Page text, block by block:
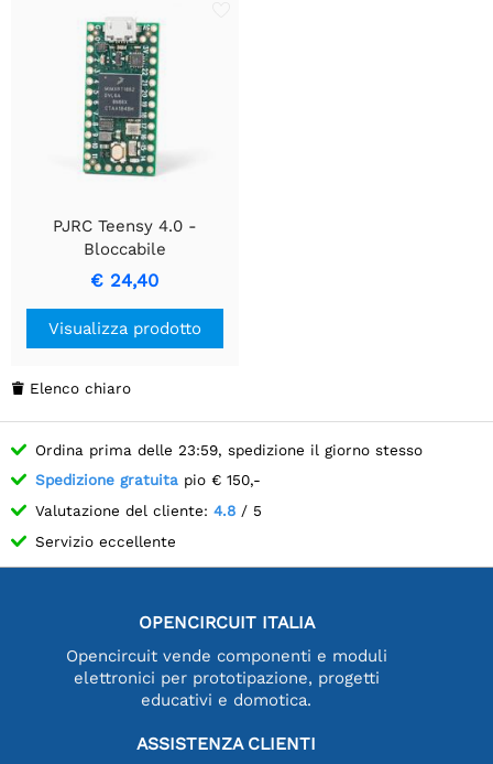
PJRC Teensy 4.0 -
Bloccabile
€ 24,40
Visualizza prodotto
 Elenco chiaro
Ordina prima delle 23:59, spedizione il giorno stesso
Spedizione gratuita pio € 150,-
Valutazione del cliente: 4.8 / 5
Servizio eccellente
OPENCIRCUIT ITALIA
Opencircuit vende componenti e moduli
elettronici per prototipazione, progetti
educativi e domotica.
ASSISTENZA CLIENTI